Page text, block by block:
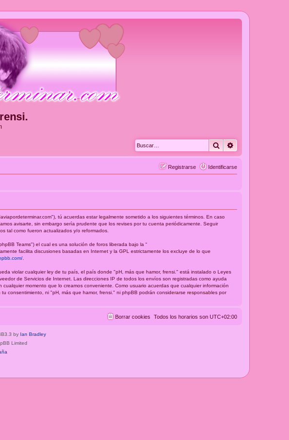
Buscar
Identificarse
Registrarse
tú acuerdas estar legalmente sometido a los siguientes términos. En caso
avisarte, sin embargo sería prudente que los revises por tu cuenta periódicamente. Seguir
tal como fueron actualizados y/o reformados.
Teams") el cual es una solución de foros liberada bajo la “
facilita discusiones basadas en Internet y la GPL estrictamente los excluye de lo que
violar cualquier ley de tu país, el país donde "pH, más que hamor, frensi." está instalado o Leyes
de Servicios de Internet. Las direcciones IP de todos los envíos son registradas como ayuda
momento que lo creamos conveniente. Como usuario acuerdas que cualquier información
consentimiento, ni "pH, más que hamor, frensi." ni phpBB podrán considerarse responsables por
Todos los horarios son UTC+02:00
Borrar cookies
by Ian Bradley
Limited